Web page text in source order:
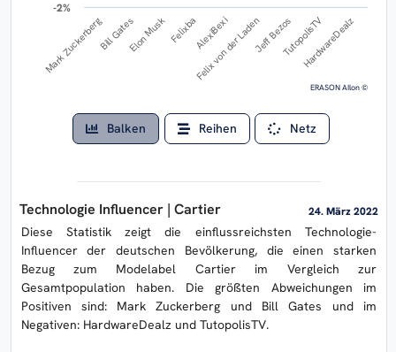
Mark ZuckerbergBill GatesElon MuskFelixbaAlexiBexi
Felix von der LadenJeff BezosTutopolisTV
HardwareDealz
-2%
-2%
ERASON AIlon ©
Balken Reihen Netz
Technologie Influencer | Cartier 24. März 2022
Diese Statistik zeigt die einflussreichsten Technologie-
Influencer der deutschen Bevölkerung, die einen starken
Bezug zum Modelabel Cartier im Vergleich zur
Gesamtpopulation haben. Die größten Abweichungen im
Positiven sind: Mark Zuckerberg und Bill Gates und im
Negativen: HardwareDealz und TutopolisTV.